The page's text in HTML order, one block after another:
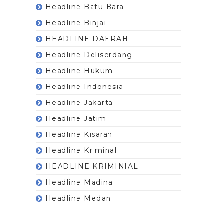
Headline Batu Bara
Headline Binjai
HEADLINE DAERAH
Headline Deliserdang
Headline Hukum
Headline Indonesia
Headline Jakarta
Headline Jatim
Headline Kisaran
Headline Kriminal
HEADLINE KRIMINIAL
Headline Madina
Headline Medan